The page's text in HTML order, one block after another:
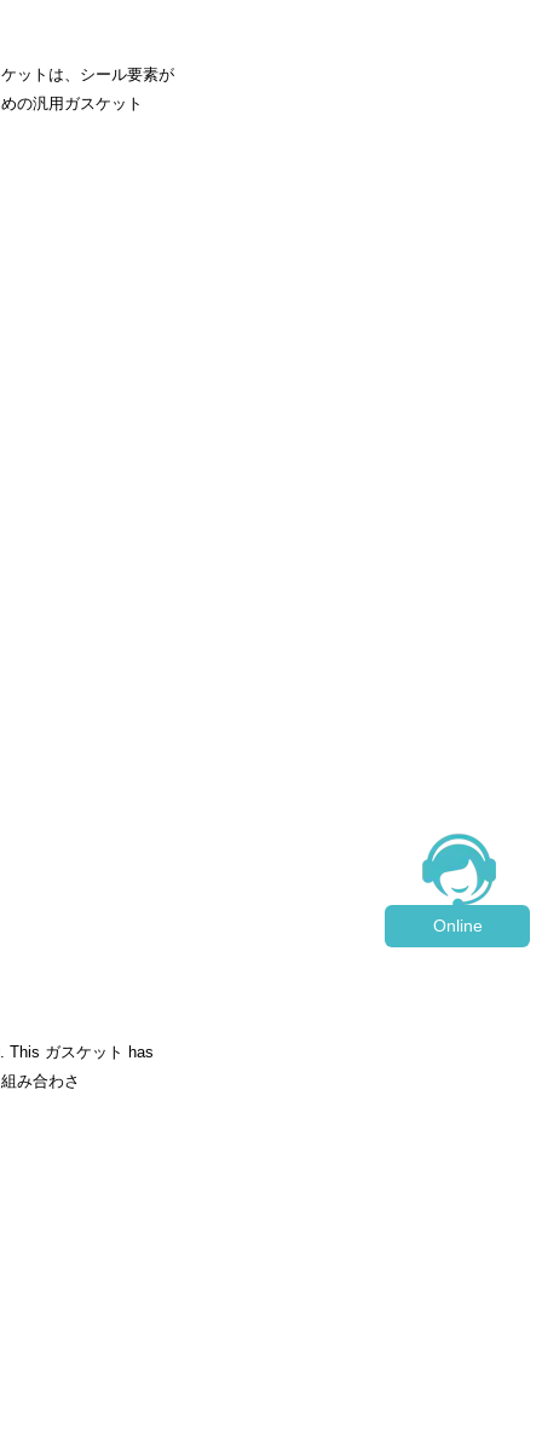
ットは、シール要素が
の汎用ガスケット
This ガスケット has
み合わさ
Online